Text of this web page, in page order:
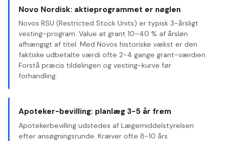
Novo Nordisk: aktieprogrammet er nøglen
Novos RSU (Restricted Stock Units) er typisk 3-årsligt
vesting-program. Value at grant 10–40 % af årsløn
afhængigt af titel. Med Novos historiske vækst er den
faktiske udbetalte værdi ofte 2-4 gange grant-værdien.
Forstå præcis tildelingen og vesting-kurve før
forhandling.
Apoteker-bevilling: planlæg 3-5 år frem
Apotekerbevilling udstedes af Lægemiddelstyrelsen
efter ansøgningsrunde. Kræver ofte 8-10 års